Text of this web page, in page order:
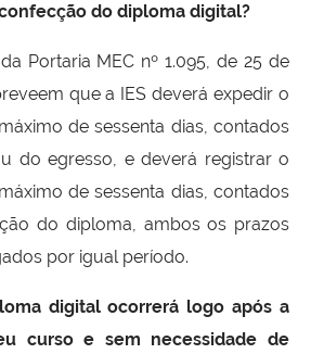
do diploma digital?
Portaria MEC nº 1.095, de 25 de
que a IES deverá expedir o
de sessenta dias, contados
do egresso, e deverá registrar o
de sessenta dias, contados
do diploma, ambos os prazos
por igual período.
digital ocorrerá logo após a
curso e sem necessidade de